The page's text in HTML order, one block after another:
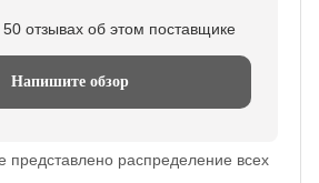
отзывах об этом поставщике
Напишите обзор
представлено распределение всех